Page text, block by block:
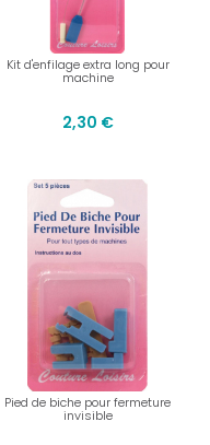
Kit d'enfilage extra long pour
machine
2,30 €
Pied de biche pour fermeture
invisible